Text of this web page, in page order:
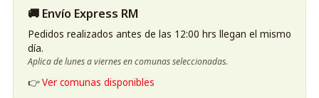
🚚 Envío Express RM
Pedidos realizados antes de las 12:00 hrs llegan el mismo
día.
Aplica de lunes a viernes en comunas seleccionadas.
👉Ver comunas disponibles